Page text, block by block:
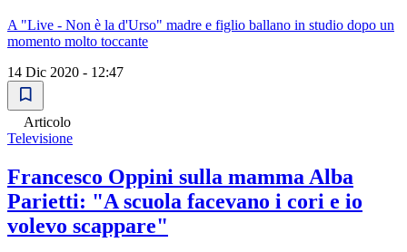
A "Live - Non è la d'Urso" madre e figlio ballano in studio dopo un
momento molto toccante
14 Dic 2020 - 12:47
Articolo
Televisione
Francesco Oppini sulla mamma Alba
Parietti: "A scuola facevano i cori e io
volevo scappare"